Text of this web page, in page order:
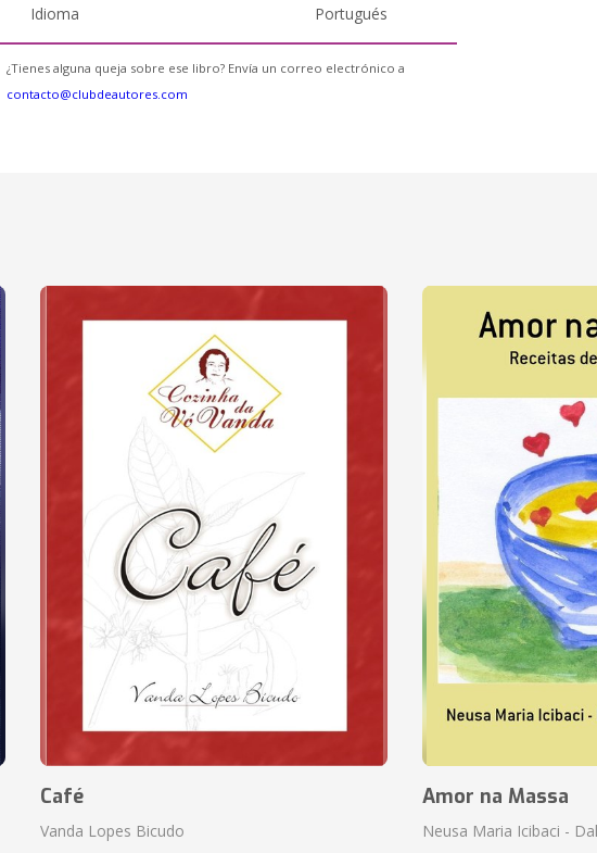
Idioma Portugués
¿Tienes alguna queja sobre ese libro? Envía un correo electrónico a
contacto@clubdeautores.com
Café
Vanda Lopes Bicudo
Amor na Massa
Neusa Maria Icibaci -